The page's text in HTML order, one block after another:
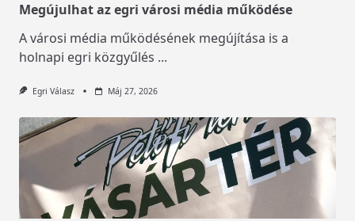
Megújulhat az egri városi média működése
A városi média működésének megújítása is a
holnapi egri közgyűlés ...
Egri Válasz Máj 27, 2026